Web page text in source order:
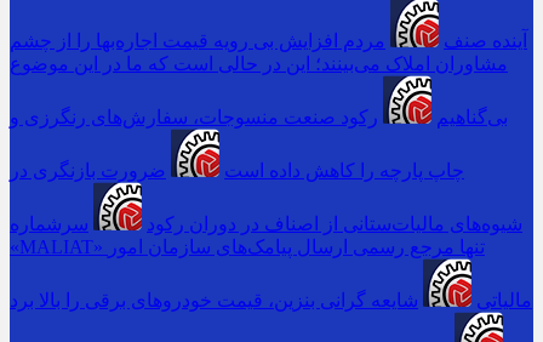
آینده صنف
مردم افزایش بی رویه قیمت اجاره‌بها را از چشم
مشاوران املاک می‌بینند؛ این در حالی است که ما در این موضوع
بی‌گناهیم رکود صنعت منسوجات، سفارش‌های رنگرزی و
چاپ پارچه را کاهش داده است ضرورت بازنگری در
شیوه‌های مالیات‌ستانی از اصناف در دوران رکود
سرشماره
«MALIAT» تنها مرجع رسمی ارسال پیامک‌های سازمان امور
مالیاتی شایعه گرانی بنزین، قیمت خودروهای برقی را بالا برد